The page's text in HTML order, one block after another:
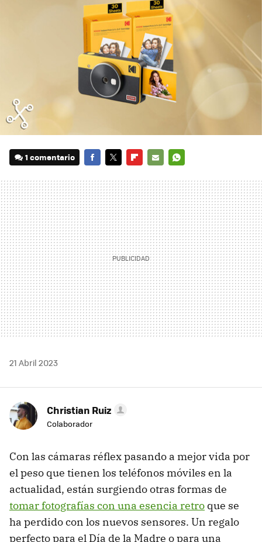
1 comentario
MAIL
21 Abril 2023
Christian Ruiz
Colaborador
Con las cámaras réflex pasando a mejor vida por
el peso que tienen los teléfonos móviles en la
actualidad, están surgiendo otras formas de
tomar fotografías con una esencia retro que se
ha perdido con los nuevos sensores. Un regalo
perfecto para el Día de la Madre o para una